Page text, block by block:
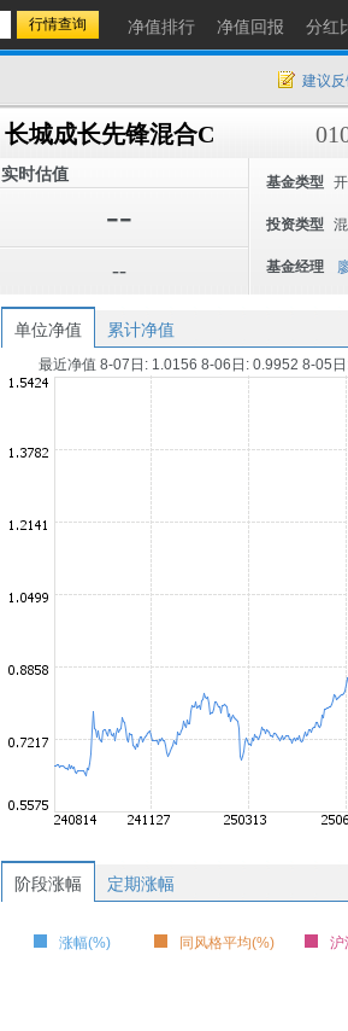
净值排行 净值回报 分红
建议
长城成长先锋混合C
实时估值
--
--
基金类型
投资类型
基金经理
单位净值 累计净值
最近净值 8-07日: 1.0156 8-06日: 0.9952 8-05
阶段涨幅 定期涨幅
涨幅(%) 同风格平均(%) 沪